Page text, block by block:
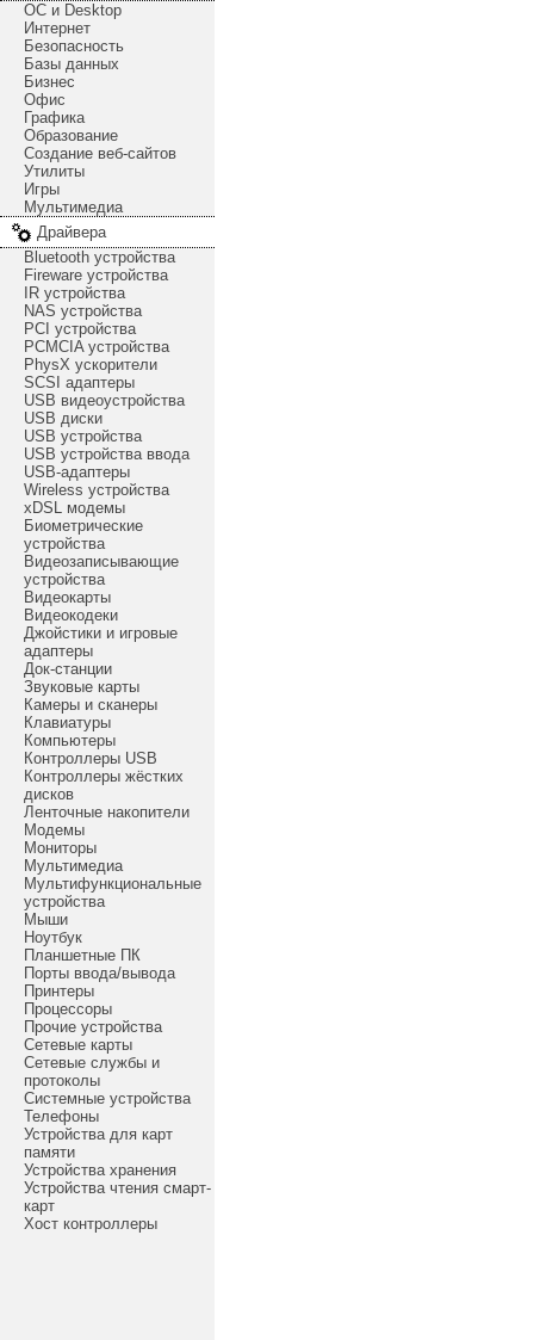
ОС и Desktop
Интернет
Безопасность
Базы данных
Бизнес
Офис
Графика
Образование
Создание веб-сайтов
Утилиты
Игры
Мультимедиа
Драйвера
Bluetooth устройства
Fireware устройства
IR устройства
NAS устройства
PCI устройства
PCMCIA устройства
PhysX ускорители
SCSI адаптеры
USB видеоустройства
USB диски
USB устройства
USB устройства ввода
USB-адаптеры
Wireless устройства
xDSL модемы
Биометрические
устройства
Видеозаписывающие
устройства
Видеокарты
Видеокодеки
Джойстики и игровые
адаптеры
Док-станции
Звуковые карты
Камеры и сканеры
Клавиатуры
Компьютеры
Контроллеры USB
Контроллеры жёстких
дисков
Ленточные накопители
Модемы
Мониторы
Мультимедиа
Мультифункциональные
устройства
Мыши
Ноутбук
Планшетные ПК
Порты ввода/вывода
Принтеры
Процессоры
Прочие устройства
Сетевые карты
Сетевые службы и
протоколы
Системные устройства
Телефоны
Устройства для карт
памяти
Устройства хранения
Устройства чтения смарт-
карт
Хост контроллеры